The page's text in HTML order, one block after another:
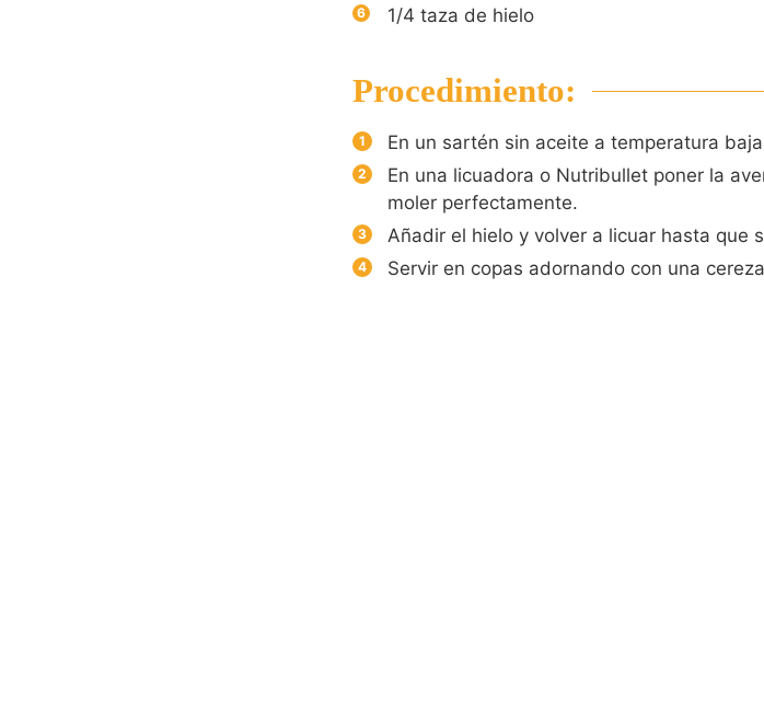
1/4 taza de hielo
Procedimiento:
En un sartén sin aceite a temperatura
En una licuadora o Nutribullet poner la
moler perfectamente.
Añadir el hielo y volver a licuar hasta que
Servir en copas adornando con una